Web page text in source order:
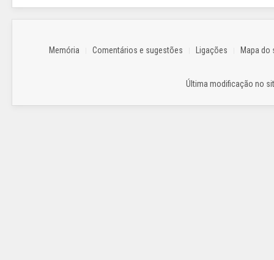
Memória Comentários e sugestões Ligações Mapa do
Última modificação no